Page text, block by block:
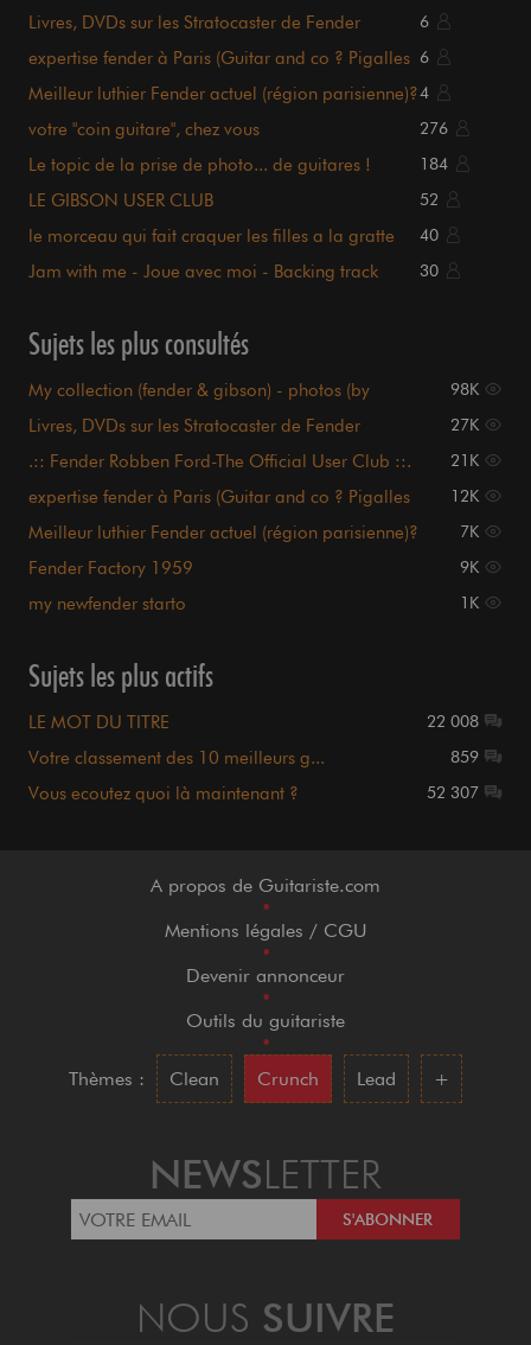
Livres, DVDs sur les Stratocaster de Fender 6
expertise fender à Paris (Guitar and co ? Pigalles 6
Meilleur luthier Fender actuel (région parisienne)?4
votre "coin guitare", chez vous 276
Le topic de la prise de photo... de guitares ! 184
LE GIBSON USER CLUB 52
le morceau qui fait craquer les filles a la gratte 40
Jam with me - Joue avec moi - Backing track
30
Sujets les plus consultés
My collection (fender & gibson) - photos (by
98K
Livres, DVDs sur les Stratocaster de Fender 27K
.:: Fender Robben Ford-The Official User Club ::. 21K
expertise fender à Paris (Guitar and co ? Pigalles
12K
Meilleur luthier Fender actuel (région parisienne)? 7K
Fender Factory 1959 9K
my newfender starto 1K
Sujets les plus actifs
LE MOT DU TITRE 22 008
Votre classement des 10 meilleurs g... 859
Vous ecoutez quoi là maintenant ? 52 307
A propos de Guitariste.com
•
Mentions légales / CGU
•
Devenir annonceur
•
Outils du guitariste
•
Thèmes :
Clean Crunch Lead +
NEWSLETTER
NOUS SUIVRE